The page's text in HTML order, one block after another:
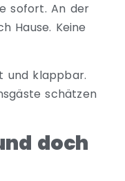
sofort. An der
Hause. Keine
und klappbar.
schätzen
doch